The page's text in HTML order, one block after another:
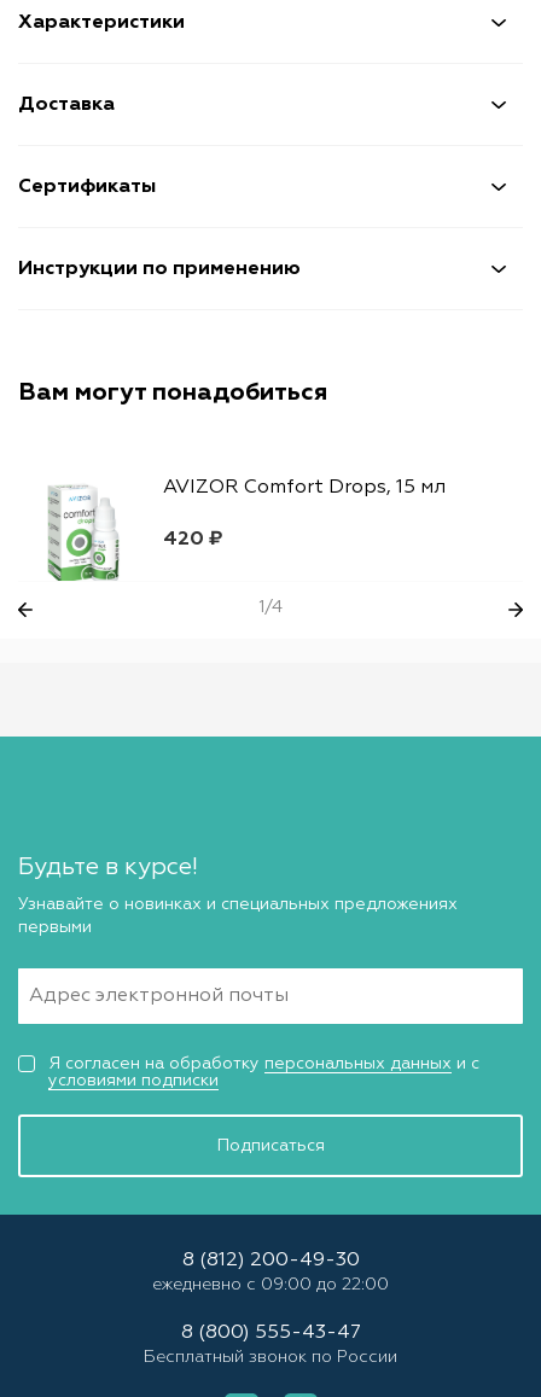
Характеристики
Доставка
Сертификаты
Инструкции по применению
Вам могут понадобиться
420 ₽
AVIZOR Comfort Drops, 15 мл
1/4
Будьте в курсе!
Узнавайте о новинках и специальных предложениях
первыми
Подписаться
Я согласен на обработку персональных данных и с
условиями подписки
8 (812) 200-49-30
ежедневно с 09:00 до 22:00
8 (800) 555-43-47
Бесплатный звонок по России